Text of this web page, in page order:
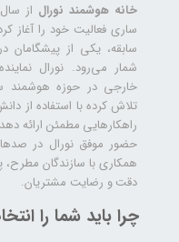
خانه هوشمند نورال
سابقه، یکی از پیشگامان
شمار می‌رود. نورال
خارجی در حوزه هوشمند
تلاش کرده با استفاده از
راهکارهایی مطمئن ارائه
حضور موفق نورال در
همکاری با سازندگان مطرح،
دقت و رضایت مشتریان.
چرا باید شما را